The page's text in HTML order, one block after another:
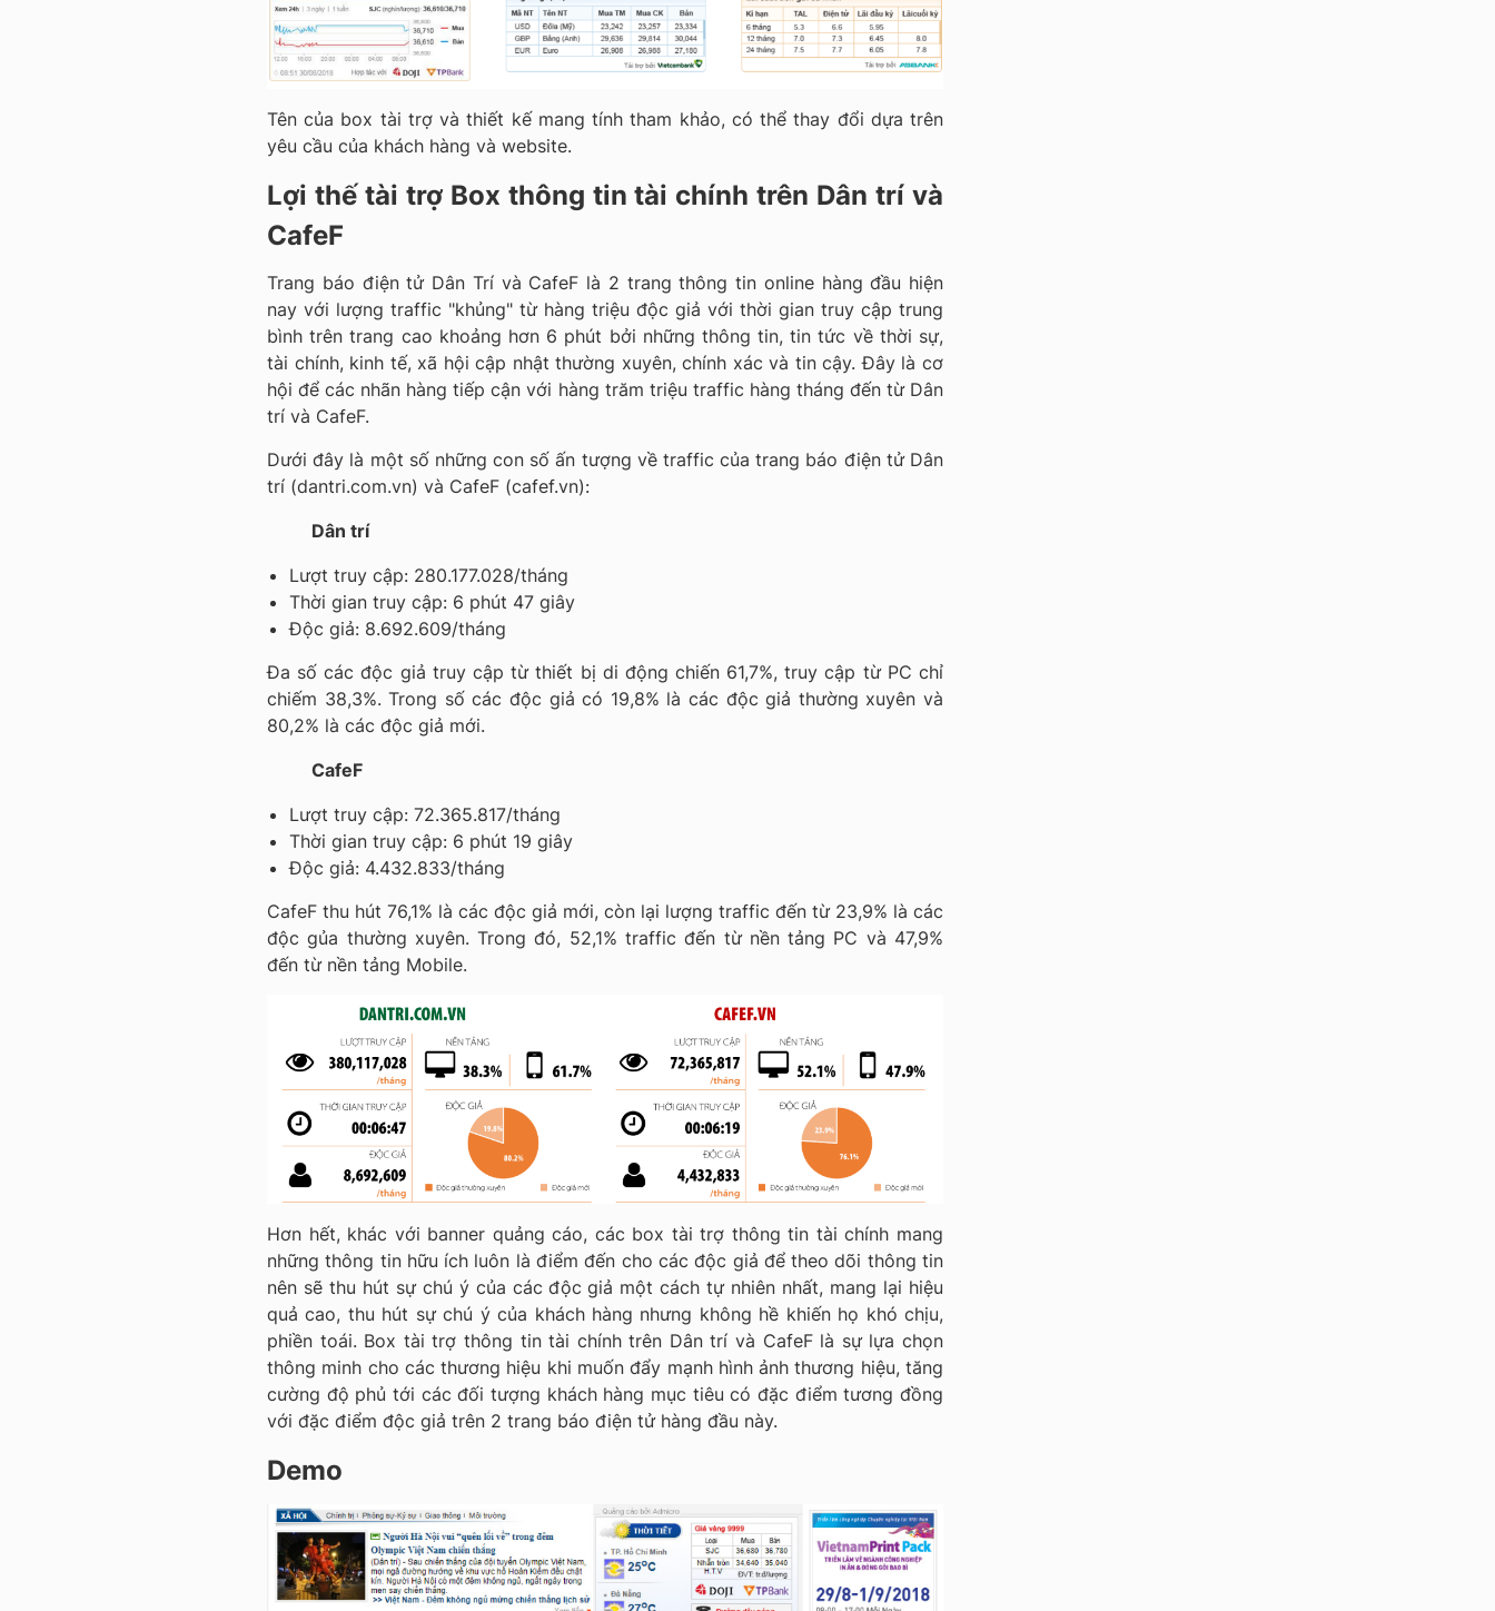
Tên của box tài trợ và thiết kế mang tính tham khảo, có thể thay đổi dựa trên
yêu cầu của khách hàng và website.
Lợi thế tài trợ Box thông tin tài chính trên Dân trí và
CafeF
Trang báo điện tử Dân Trí và CafeF là 2 trang thông tin online hàng đầu hiện
nay với lượng traffic "khủng" từ hàng triệu độc giả với thời gian truy cập trung
bình trên trang cao khoảng hơn 6 phút bởi những thông tin, tin tức về thời sự,
tài chính, kinh tế, xã hội cập nhật thường xuyên, chính xác và tin cậy. Đây là cơ
hội để các nhãn hàng tiếp cận với hàng trăm triệu traffic hàng tháng đến từ Dân
trí và CafeF.
Dưới đây là một số những con số ấn tượng về traffic của trang báo điện tử Dân
trí (dantri.com.vn) và CafeF (cafef.vn):
Dân trí
Lượt truy cập: 280.177.028/tháng
Thời gian truy cập: 6 phút 47 giây
Độc giả: 8.692.609/tháng
Đa số các độc giả truy cập từ thiết bị di động chiến 61,7%, truy cập từ PC chỉ
chiếm 38,3%. Trong số các độc giả có 19,8% là các độc giả thường xuyên và
80,2% là các độc giả mới.
CafeF
Lượt truy cập: 72.365.817/tháng
Thời gian truy cập: 6 phút 19 giây
Độc giả: 4.432.833/tháng
CafeF thu hút 76,1% là các độc giả mới, còn lại lượng traffic đến từ 23,9% là các
độc gủa thường xuyên. Trong đó, 52,1% traffic đến từ nền tảng PC và 47,9%
đến từ nền tảng Mobile.
Hơn hết, khác với banner quảng cáo, các box tài trợ thông tin tài chính mang
những thông tin hữu ích luôn là điểm đến cho các độc giả để theo dõi thông tin
nên sẽ thu hút sự chú ý của các độc giả một cách tự nhiên nhất, mang lại hiệu
quả cao, thu hút sự chú ý của khách hàng nhưng không hề khiến họ khó chịu,
phiền toái. Box tài trợ thông tin tài chính trên Dân trí và CafeF là sự lựa chọn
thông minh cho các thương hiệu khi muốn đẩy mạnh hình ảnh thương hiệu, tăng
cường độ phủ tới các đối tượng khách hàng mục tiêu có đặc điểm tương đồng
với đặc điểm độc giả trên 2 trang báo điện tử hàng đầu này.
Demo